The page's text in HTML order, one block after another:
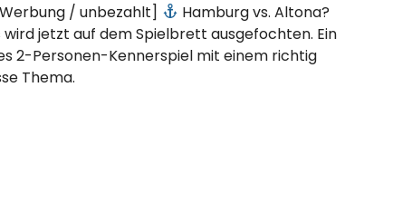
/ unbezahlt]
Hamburg vs. Altona?
wird jetzt auf dem Spielbrett ausgefochten. Ein
2-Personen-Kennerspiel mit einem richtig
Thema.